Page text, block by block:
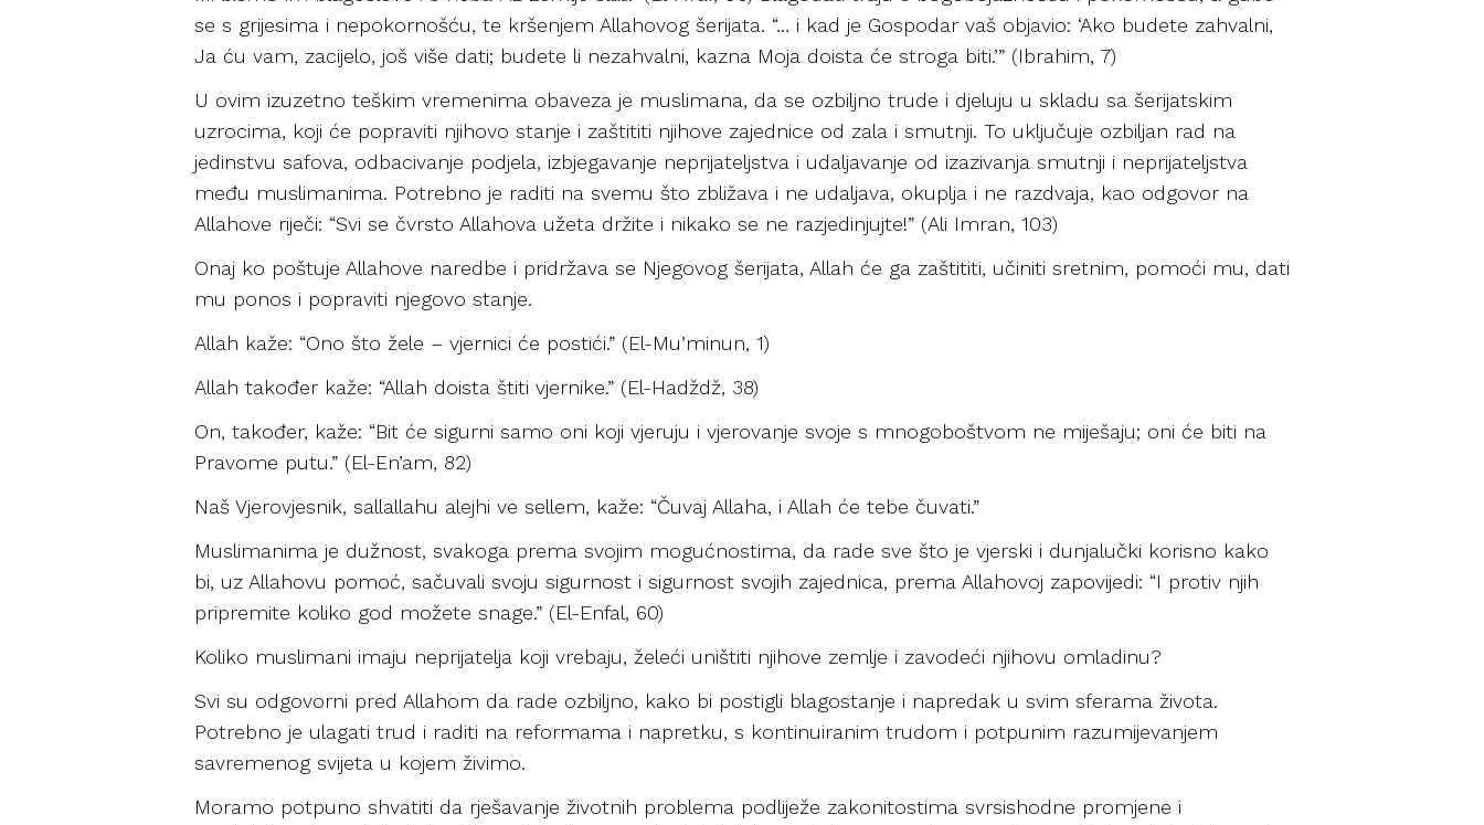
se s grijesima i nepokornošću, te kršenjem Allahovog šerijata. “… i kad je Gospodar vaš objavio: ‘Ako budete zahvalni,
Ja ću vam, zacijelo, još više dati; budete li nezahvalni, kazna Moja doista će stroga biti.’” (Ibrahim, 7)
U ovim izuzetno teškim vremenima obaveza je muslimana, da se ozbiljno trude i djeluju u skladu sa šerijatskim
uzrocima, koji će popraviti njihovo stanje i zaštititi njihove zajednice od zala i smutnji. To uključuje ozbiljan rad na
jedinstvu safova, odbacivanje podjela, izbjegavanje neprijateljstva i udaljavanje od izazivanja smutnji i neprijateljstva
među muslimanima. Potrebno je raditi na svemu što zbližava i ne udaljava, okuplja i ne razdvaja, kao odgovor na
Allahove riječi: “Svi se čvrsto Allahova užeta držite i nikako se ne razjedinjujte!” (Ali Imran, 103)
Onaj ko poštuje Allahove naredbe i pridržava se Njegovog šerijata, Allah će ga zaštititi, učiniti sretnim, pomoći mu, dati
mu ponos i popraviti njegovo stanje.
Allah kaže: “Ono što žele – vjernici će postići.” (El-Mu’minun, 1)
Allah također kaže: “Allah doista štiti vjernike.” (El-Hadždž, 38)
On, također, kaže: “Bit će sigurni samo oni koji vjeruju i vjerovanje svoje s mnogoboštvom ne miješaju; oni će biti na
Pravome putu.” (El-En’am, 82)
Naš Vjerovjesnik, sallallahu alejhi ve sellem, kaže: “Čuvaj Allaha, i Allah će tebe čuvati.”
Muslimanima je dužnost, svakoga prema svojim mogućnostima, da rade sve što je vjerski i dunjalučki korisno kako
bi, uz Allahovu pomoć, sačuvali svoju sigurnost i sigurnost svojih zajednica, prema Allahovoj zapovijedi: “I protiv njih
pripremite koliko god možete snage.” (El-Enfal, 60)
Koliko muslimani imaju neprijatelja koji vrebaju, želeći uništiti njihove zemlje i zavodeći njihovu omladinu?
Svi su odgovorni pred Allahom da rade ozbiljno, kako bi postigli blagostanje i napredak u svim sferama života.
Potrebno je ulagati trud i raditi na reformama i napretku, s kontinuiranim trudom i potpunim razumijevanjem
savremenog svijeta u kojem živimo.
Moramo potpuno shvatiti da rješavanje životnih problema podliježe zakonitostima svrsishodne promjene i